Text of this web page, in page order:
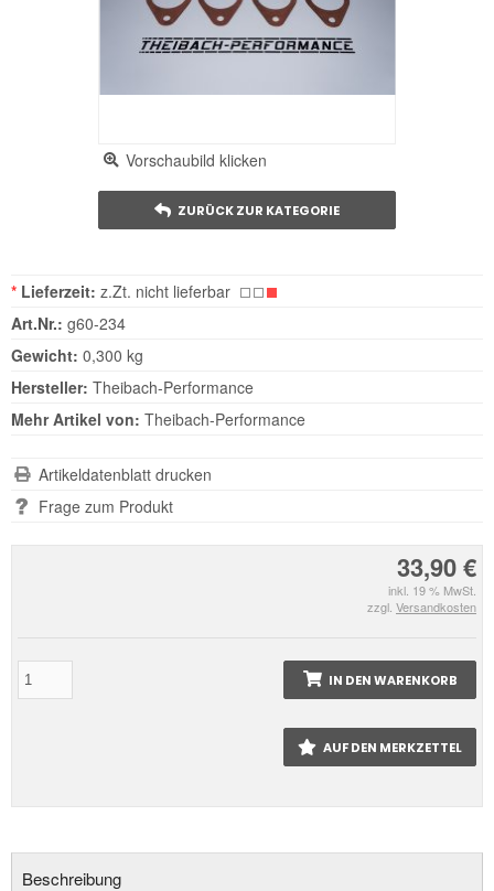
Vorschaubild klicken
ZURÜCK ZUR KATEGORIE
33,90 €
inkl. 19 % MwSt.
zzgl. Versandkosten
IN DEN WARENKORB
AUF DEN MERKZETTEL
* Lieferzeit: z.Zt. nicht lieferbar
Art.Nr.: g60-234
Gewicht: 0,300 kg
Hersteller: Theibach-Performance
Mehr Artikel von: Theibach-Performance
Artikeldatenblatt drucken
Frage zum Produkt
Beschreibung